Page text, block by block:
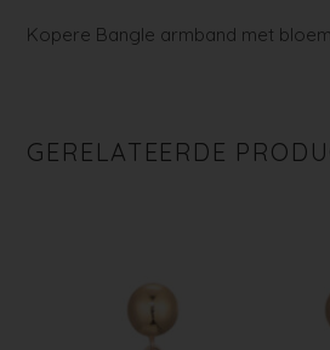
Kopere Bangle armband met
GERELATEERDE